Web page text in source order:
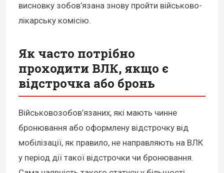
висновку зобов’язана знову пройти військово-
лікарську комісію.
Як часто потрібно
проходити ВЛК, якщо є
відстрочка або бронь
Військовозобов’язаних, які мають чинне
бронювання або оформлену відстрочку від
мобілізації, як правило, не направляють на ВЛК
у період дії такої відстрочки чи бронювання.